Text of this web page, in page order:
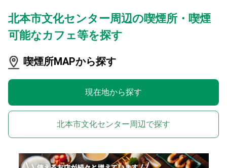
北本市文化センター周辺の喫煙所・喫煙
可能なカフェ等を探す
喫煙所MAPから探す
現在地から探す
北本市文化センター周辺で探す